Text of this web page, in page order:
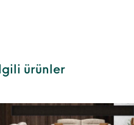
İlgili ürünler